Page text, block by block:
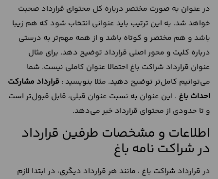
در عنوان به صورت مختصر درباره کل محتوای قرارداد صحبت
خواهد شد. به این ترتیب باید عنوانی انتخاب ‌شود که هم زیبا
باشد و هم مختصر و کوتاه باشد و از همه مهم‌تر به درستی
درباره کلیت و محور اصلی قرارداد توضیح دهد. برای مثال
عنوان قرارداد شراکت باغ احتمالا عنوان کاملی نیست. شما
می‌توانیم کامل‌تر توضیح دهید. مثلا بنویسید : قرارداد مشارکت
احداث باغ . این عنوان به نسبت عنوان قبلی، قابل قبول‌تر است
و تا حدودی از محتوای قرارداد خبر می‌دهد.
اطلاعات و مشخصات طرفین قرارداد
در شراکت نامه باغ
در قرارداد شراکت باغ ، مانند هر قرارداد دیگری، در ابتدا لازم